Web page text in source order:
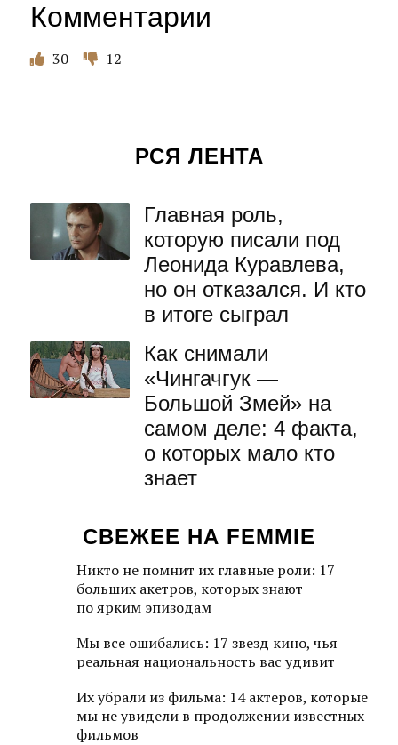
Комментарии
30 12
РСЯ ЛЕНТА
Главная роль,
которую писали под
Леонида Куравлева,
но он отказался. И кто
в итоге сыграл
Как снимали
«Чингачгук —
Большой Змей» на
самом деле: 4 факта,
о которых мало кто
знает
СВЕЖЕЕ НА FEMMIE
Никто не помнит их главные роли: 17
больших акетров, которых знают
по ярким эпизодам
Мы все ошибались: 17 звезд кино, чья
реальная национальность вас удивит
Их убрали из фильма: 14 актеров, которые
мы не увидели в продолжении известных
фильмов